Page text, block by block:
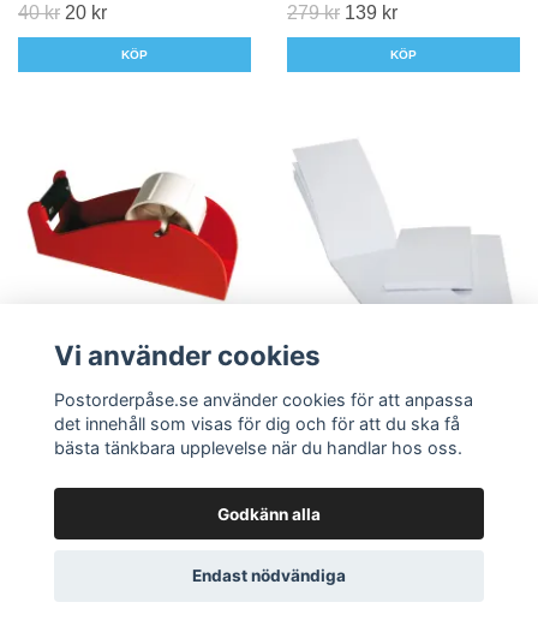
40 kr 20 kr
KÖP
279 kr 139 kr
KÖP
Rulle 50mm
289 kr 260 kr
Restaurangblock
6,5x13cm Vit. Från
8kr!
10 kr 9 kr
Chatta via WhatsApp här
Vi använder cookies
Postorderpåse.se använder cookies för att anpassa
det innehåll som visas för dig och för att du ska få
bästa tänkbara upplevelse när du handlar hos oss.
Godkänn alla
Endast nödvändiga